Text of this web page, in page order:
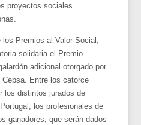
proyectos sociales
Premios al Valor Social,
solidaria el Premio
adicional otorgado por
Entre los catorce
los distintos jurados de
los profesionales de
ganadores, que serán dados